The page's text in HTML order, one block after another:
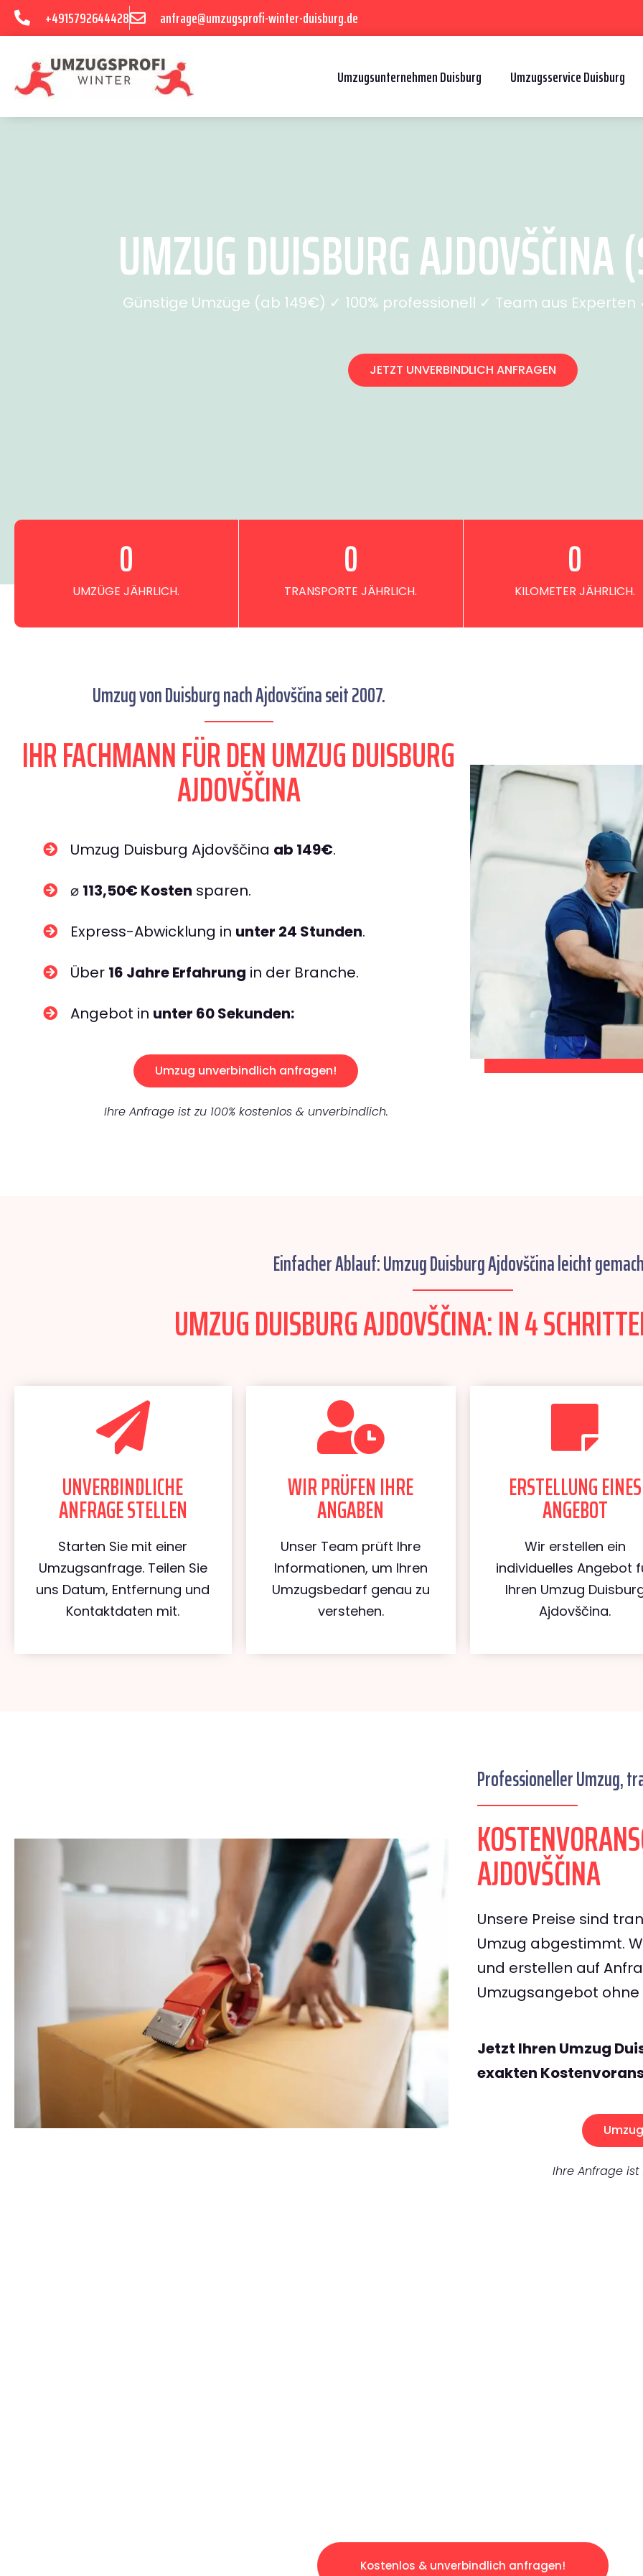
+4915792644428 anfrage@umzugsprofi-winter-duisburg.de
Umzugsunternehmen Duisburg Umzugsservice Duisburg
UMZUG DUISBURG
Günstige Umzüge (ab 149€) ✓ 100% professionell ✓ Team aus
JETZT UNVERBINDLICH ANFRAGEN
UMZÜGE JÄHRLICH.
0
TRANSPORTE JÄHRLICH.
0
KILOMETER JÄHRLICH.
0
Umzug von Duisburg nach Ajdovščina seit 2007.
IHR FACHMANN FÜR DEN UMZUG DUISBURG
AJDOVŠČINA
Umzug Duisburg Ajdovščina ab 149€.
⌀ 113,50€ Kosten sparen.
Express-Abwicklung in unter 24 Stunden.
Über 16 Jahre Erfahrung in der Branche.
Angebot in unter 60 Sekunden:
Umzug unverbindlich anfragen!
Ihre Anfrage ist zu 100% kostenlos & unverbindlich.
Einfacher Ablauf: Umzug Duisburg Ajdovščina leicht
UMZUG DUISBURG AJDOVŠČINA: IN 4
UNVERBINDLICHE
ANFRAGE STELLEN
Starten Sie mit einer
Umzugsanfrage. Teilen Sie
uns Datum, Entfernung und
Kontaktdaten mit.
WIR PRÜFEN IHRE
ANGABEN
Unser Team prüft Ihre
Informationen, um Ihren
Umzugsbedarf genau zu
verstehen.
ERSTELLUNG EINES
ANGEBOT
Wir erstellen ein
individuelles Angebot
Ihren Umzug
Ajdovščina.
Professioneller Umzug,
AJDOVŠČINA
Unsere Preise sind
Umzug abgestimmt.
und erstellen auf
Umzugsangebot
Jetzt Ihren Umzug
exakten
Ihre Anfrage ist
Kostenlos & unverbindlich anfragen!